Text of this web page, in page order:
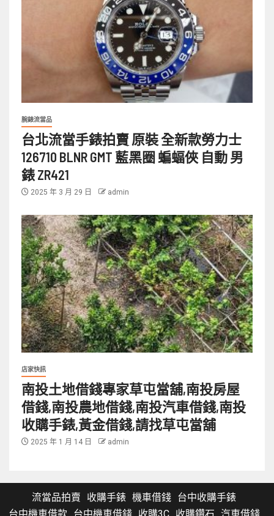
腕錶流當品
台北流當手錶拍賣 原裝 全新款勞力士
126710 BLNR GMT 藍黑圈 蝙蝠俠 自動 男
錶 ZR421
2025 年 3 月 29 日 admin
店家快訊
南投土地借錢專家草屯當舖,南投房屋
借錢,南投農地借錢,南投汽車借錢,南投
收購手錶,黃金借錢,請找草屯當舖
2025 年 1 月 14 日 admin
流當品拍賣 收購手錶 機車借錢 台中收購手錶